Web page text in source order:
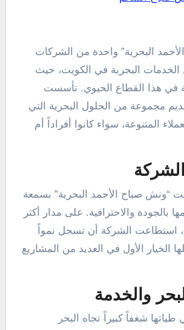
البحرية” واحدة من الشركات
الخدمات البحرية في الكويت، حيث
في هذا القطاع الحيوي. تأسست
مجموعة من الحلول البحرية التي
المتنوعة، سواء كانوا أفراداً أم
“ونش صباح الأحمد البحرية” بسمعة
بالجودة والاحترافية. على مدار أكثر
الشركة أن تسجل نمواً
الخيار الأول في العديد من المشاريع
والخدمة
شغفاً كبيراً تجاه البحر